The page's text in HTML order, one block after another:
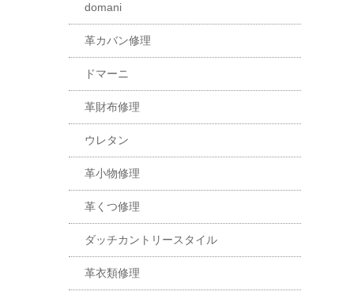
domani
革カバン修理
ドマーニ
革財布修理
ウレタン
革小物修理
革くつ修理
ダッチカントリースタイル
革衣類修理